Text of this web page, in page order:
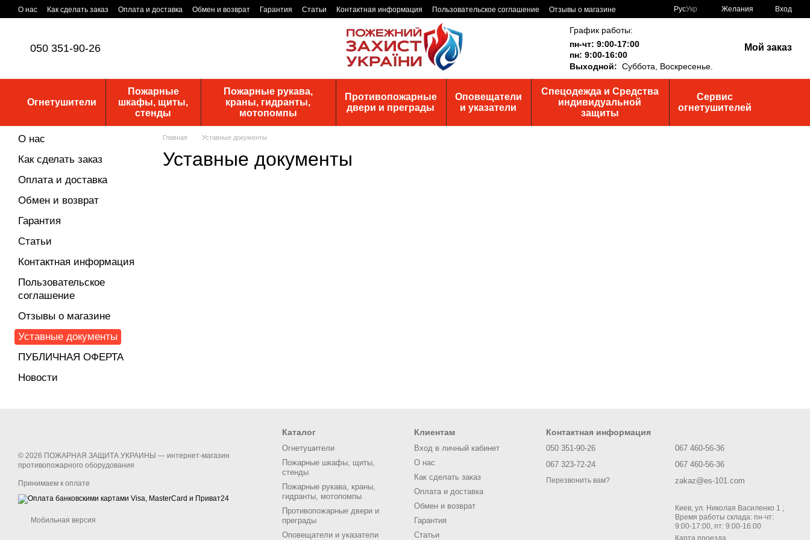
Перейти к основному контенту
О нас Как сделать заказ Оплата и доставка Обмен и возврат Гарантия Статьи Контактная информация Пользовательское соглашение
Отзывы о магазине
РусУкр Желания Вход
050 351-90-26
График работы:
пн-чт: 9:00-17:00
пн: 9:00-16:00
Выходной: Суббота, Воскресенье.
Мой заказ
Огнетушители
Пожарные
шкафы, щиты,
стенды
Пожарные рукава,
краны, гидранты,
мотопомпы
Противопожарные
двери и преграды
Оповещатели
и указатели
Спецодежда и Средства
индивидуальной
защиты
Сервис
огнетушителей
Главная Уставные документы
Уставные документы
О нас
Как сделать заказ
Оплата и доставка
Обмен и возврат
Гарантия
Статьи
Контактная информация
Пользовательское
соглашение
Отзывы о магазине
Уставные документы
ПУБЛИЧНАЯ ОФЕРТА
Новости
© 2026 ПОЖАРНАЯ ЗАЩИТА УКРАИНЫ — интернет-магазин
противопожарного оборудования
Принимаем к оплате
Мобильная версия
Каталог
Огнетушители
Пожарные шкафы, щиты,
стенды
Пожарные рукава, краны,
гидранты, мотопомпы
Противопожарные двери и
преграды
Оповещатели и указатели
Клиентам
Вход в личный кабинет
О нас
Как сделать заказ
Оплата и доставка
Обмен и возврат
Гарантия
Статьи
Контактная информация
050 351-90-26
067 323-72-24
Перезвонить вам?
067 460-56-36
067 460-56-36
zakaz@es-101.com
Киев, ул. Николая Василенко 1 ;
Время работы склада: пн-чт:
9:00-17:00, пт: 9:00-16:00
Карта проезда